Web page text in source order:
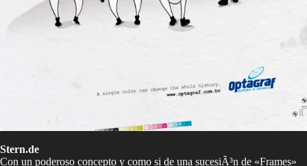
Stern.de
Con un poderoso concepto y como si de una sucesiÃ³n de «Frames»